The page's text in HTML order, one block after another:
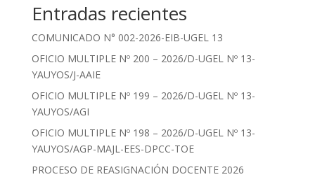
Entradas recientes
COMUNICADO N° 002-2026-EIB-UGEL 13
OFICIO MULTIPLE Nº 200 – 2026/D-UGEL Nº 13-
YAUYOS/J-AAIE
OFICIO MULTIPLE Nº 199 – 2026/D-UGEL Nº 13-
YAUYOS/AGI
OFICIO MULTIPLE Nº 198 – 2026/D-UGEL Nº 13-
YAUYOS/AGP-MAJL-EES-DPCC-TOE
PROCESO DE REASIGNACIÓN DOCENTE 2026